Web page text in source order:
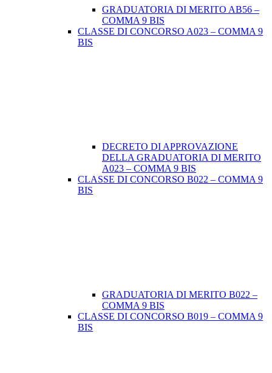
GRADUATORIA DI MERITO AB56 –
COMMA 9 BIS
CLASSE DI CONCORSO A023 – COMMA 9
BIS
DECRETO DI APPROVAZIONE
DELLA GRADUATORIA DI MERITO
A023 – COMMA 9 BIS
CLASSE DI CONCORSO B022 – COMMA 9
BIS
GRADUATORIA DI MERITO B022 –
COMMA 9 BIS
CLASSE DI CONCORSO B019 – COMMA 9
BIS